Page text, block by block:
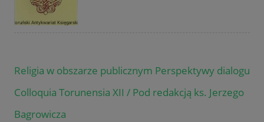
Religia w obszarze publicznym Perspektywy dialogu
Colloquia Torunensia XII / Pod redakcją ks. Jerzego
Bagrowicza